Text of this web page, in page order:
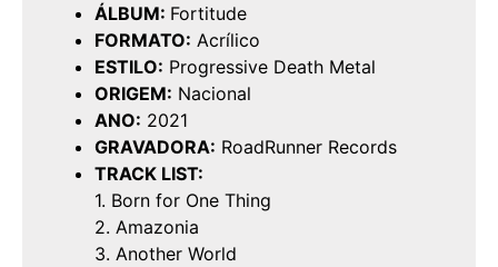
ÁLBUM: Fortitude
FORMATO: Acrílico
ESTILO: Progressive Death Metal
ORIGEM: Nacional
ANO: 2021
GRAVADORA: RoadRunner Records
TRACK LIST:
1. Born for One Thing
2. Amazonia
3. Another World